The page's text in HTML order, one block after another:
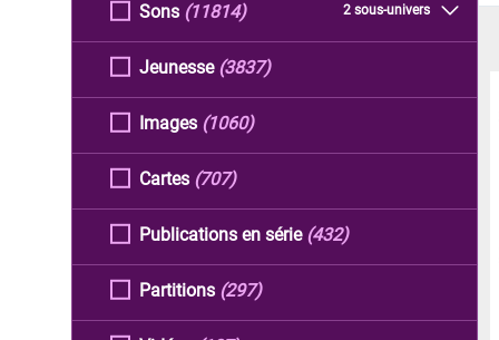
Sons 2 sous-univers
(11814)
Jeunesse (3837)
Images (1060)
Cartes (707)
Publications en série (432)
Partitions (297)